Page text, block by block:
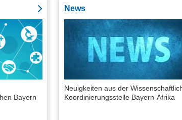
Bayern
News
Neuigkeiten aus der
Koordinierungsstelle Bayern-Afrika